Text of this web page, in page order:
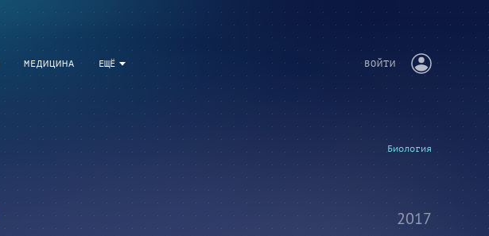
ЕЩЁ
МЕДИЦИНА ВОЙТИ
Биология
2017